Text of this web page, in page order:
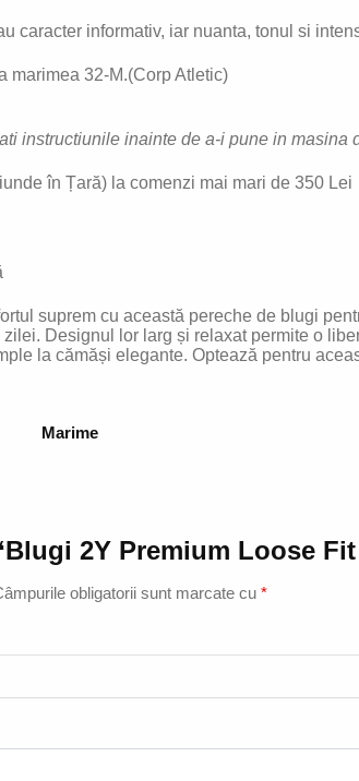
caracter informativ, iar nuanta, tonul si
marimea 32-M.(Corp Atletic)
instructiunile inainte de a-i pune in masina
în Țară) la comenzi mai mari de 350 Lei
suprem cu această pereche de blugi
Designul lor larg și relaxat permite o
la cămăși elegante. Optează pentru
Marime
2Y Premium Loose Fit
obligatorii sunt marcate cu *